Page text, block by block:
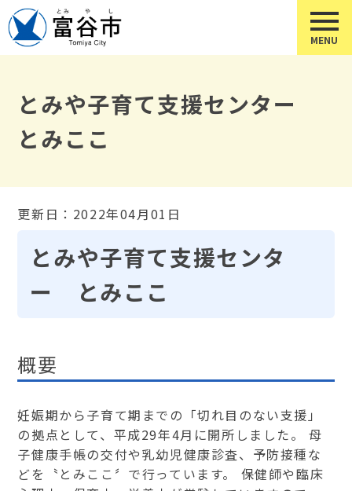
とみや子育て支援センター
とみここ
更新日：2022年04月01日
とみや子育て支援センタ
ー とみここ
概要
妊娠期から子育て期までの「切れ目のない支援」
の拠点として、平成29年4月に開所しました。 母
子健康手帳の交付や乳幼児健康診査、予防接種な
どを〝とみここ〞で行っています。 保健師や臨床